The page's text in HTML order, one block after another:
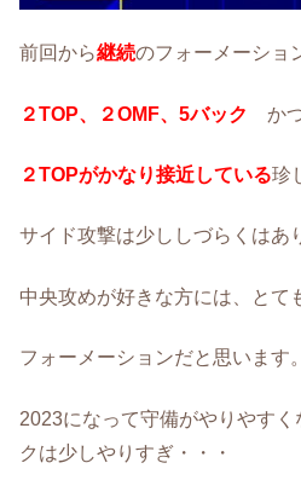
前回から継続のフォーメーショ
２TOP、２OMF、5バック か
２TOPがかなり接近している珍
サイド攻撃は少ししづらくはあ
中央攻めが好きな方には、とて
フォーメーションだと思います。
2023になって守備がやりやす
クは少しやりすぎ・・・